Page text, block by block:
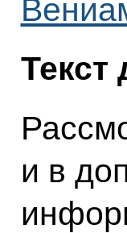
Текст
и в